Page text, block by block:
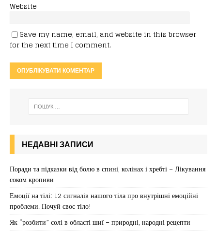
Website
Save my name, email, and website in this browser
for the next time I comment.
НЕДАВНІ ЗАПИСИ
Поради та підказки від болю в спині, колінах і хребті – Лікування
соком кропиви
Емоції на тілі: 12 сигналів нашого тіла про внутрішні емоційні
проблеми. Почуй своє тіло!
Як “розбити” солі в області шиї – природні, народні рецепти